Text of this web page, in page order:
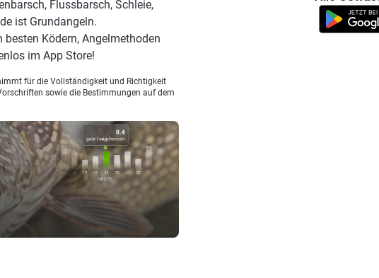
Flussbarsch, Schleie,
ist Grundangeln.
Ködern, Angelmethoden
im App Store!
für die Vollständigkeit und Richtigkeit
sowie die Bestimmungen auf dem